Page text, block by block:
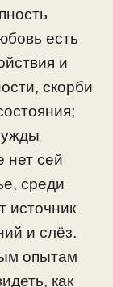
есть
и
скорби
нет сей
среди
источник
и слёз.
опытам
как